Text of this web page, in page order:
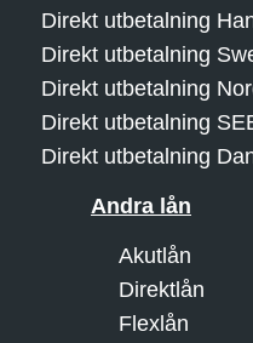
Direkt utbetalning
Direkt utbetalning
Direkt utbetalning
Direkt utbetalning
Direkt utbetalning
Andra lån
Akutlån
Direktlån
Flexlån